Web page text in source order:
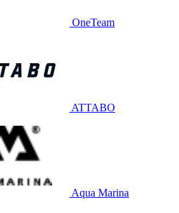
OneTeam
ATTABO
Aqua Marina